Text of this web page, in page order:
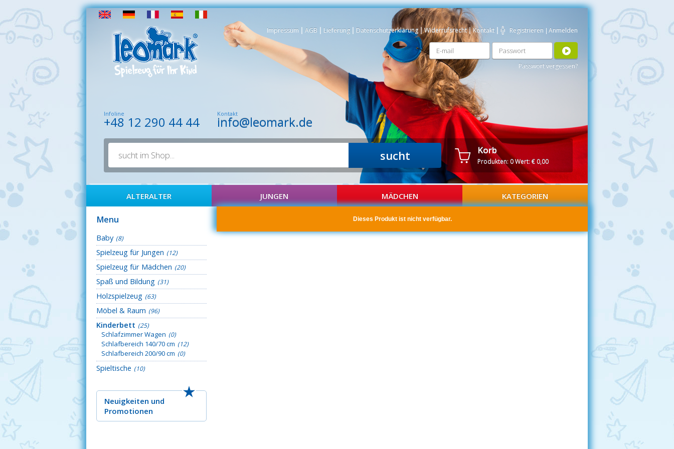
Impressum AGB Lieferung Datenschutzerklärung |Widerrufsrecht|Kontakt Registrieren Anmelden
Passwort vergessen?
Infoline
+48 12 290 44 44
Kontakt
info@leomark.de
sucht Korb
Produkten: 0Wert: € 0,00
ALTERALTER JUNGEN MÄDCHEN KATEGORIEN
Menu
Baby (8)
Spielzeug für Jungen (12)
Spielzeug für Mädchen (20)
Spaß und Bildung (31)
Holzspielzeug (63)
Möbel & Raum (96)
Kinderbett (25)
Schlafzimmer Wagen (0)
Schlafbereich 140/70 cm (12)
Schlafbereich 200/90 cm (0)
Spieltische (10)
Neuigkeiten und
Promotionen
Dieses Produkt ist nicht verfügbar.